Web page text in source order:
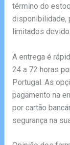
término do
disponibilidade,
limitados
A entrega é
24 a 72 horas
Portugal. As
pagamento na
por cartão
segurança na